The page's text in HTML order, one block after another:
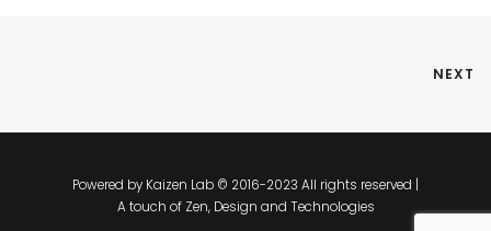
NEXT
Powered by Kaizen Lab © 2016-2023 All rights reserved |
A touch of Zen, Design and Technologies